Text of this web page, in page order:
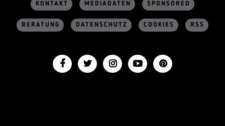
KONTAKT MEDIADATEN SPONSORED
BERATUNG DATENSCHUTZ COOKIES RSS